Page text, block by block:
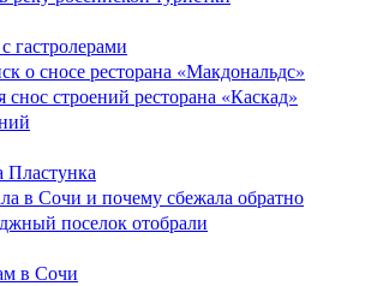
гастролерами
о сносе ресторана «Макдональдс»
строений ресторана «Каскад»
Пластунка
в Сочи и почему сбежала обратно
поселок отобрали
в Сочи